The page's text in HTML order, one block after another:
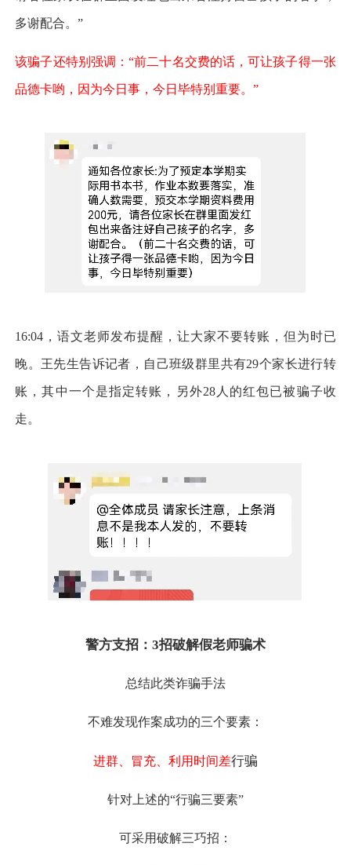
多谢配合。”
该骗子还特别强调：“前二十名交费的话，可让孩子得一张
品德卡哟，因为今日事，今日毕特别重要。”
16:04，语文老师发布提醒，让大家不要转账，但为时已
晚。王先生告诉记者，自己班级群里共有29个家长进行转
账，其中一个是指定转账，另外28人的红包已被骗子收
走。
警方支招：3招破解假老师骗术
总结此类诈骗手法
不难发现作案成功的三个要素：
进群、冒充、利用时间差行骗
针对上述的“行骗三要素”
可采用破解三巧招：